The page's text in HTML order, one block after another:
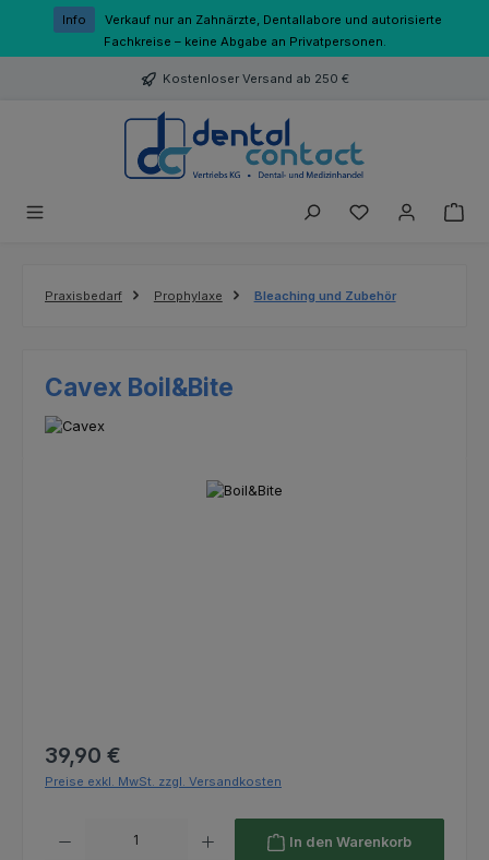
Zum Hauptinhalt springen
Info
Verkauf nur an Zahnärzte, Dentallabore und autorisierte
Fachkreise – keine Abgabe an Privatpersonen.
Kostenloser Versand ab 250 €
Du hast 0
Praxisbedarf Prophylaxe Bleaching und Zubehör
Cavex Boil&Bite
Bildergalerie überspringen
Regulärer Preis:
39,90 €
Preise exkl. MwSt. zzgl. Versandkosten
In den Warenkorb